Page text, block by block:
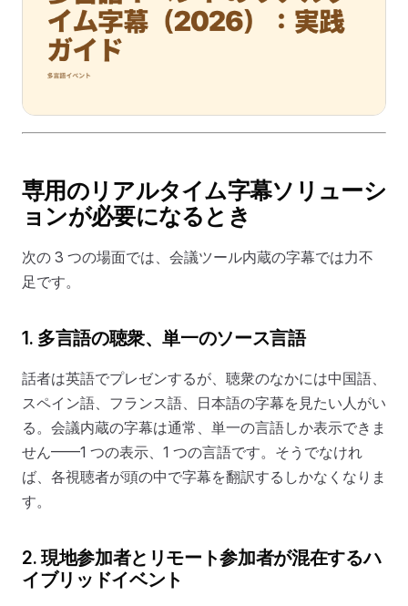
専用のリアルタイム字幕ソリューシ
ョンが必要になるとき
次の 3 つの場面では、会議ツール内蔵の字幕では力不
足です。
1. 多言語の聴衆、単一のソース言語
話者は英語でプレゼンするが、聴衆のなかには中国語、
スペイン語、フランス語、日本語の字幕を見たい人がい
る。会議内蔵の字幕は通常、単一の言語しか表示できま
せん——1 つの表示、1 つの言語です。そうでなけれ
ば、各視聴者が頭の中で字幕を翻訳するしかなくなりま
す。
2. 現地参加者とリモート参加者が混在するハ
イブリッドイベント